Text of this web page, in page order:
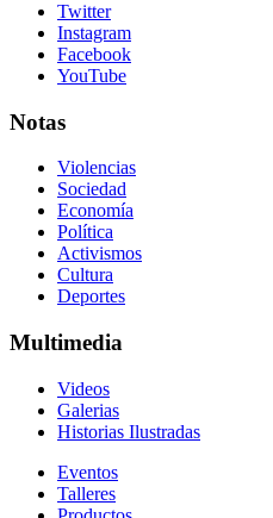
Twitter
Instagram
Facebook
YouTube
Notas
Violencias
Sociedad
Economía
Política
Activismos
Cultura
Deportes
Multimedia
Videos
Galerias
Historias Ilustradas
Eventos
Talleres